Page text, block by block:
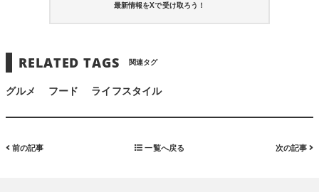
最新情報をXで受け取ろう！
RELATED TAGS 関連タグ
グルメ フード ライフスタイル
前の記事 一覧へ戻る 次の記事